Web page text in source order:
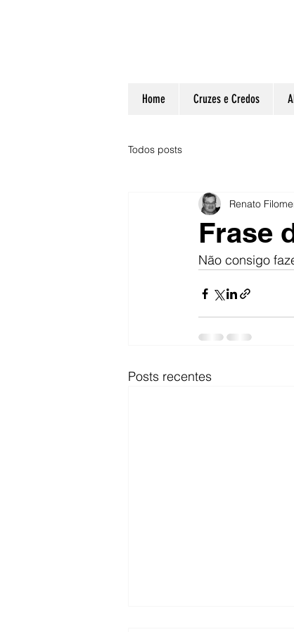
Home Cruzes e Credos
Todos posts
Frase
Renato
Não consigo
Posts recentes